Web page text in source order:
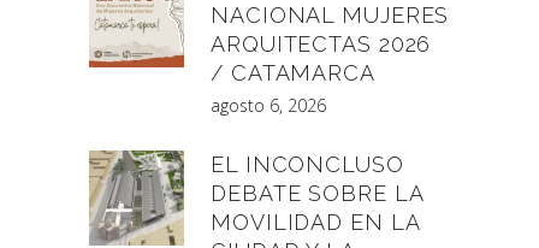
NACIONAL MUJERES
ARQUITECTAS 2026
/ CATAMARCA
agosto 6, 2026
EL INCONCLUSO
DEBATE SOBRE LA
MOVILIDAD EN LA